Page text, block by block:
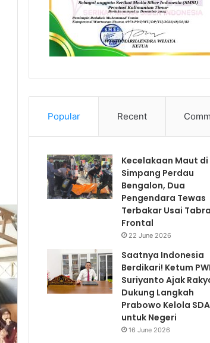
Popular Recent
Kecelakaan Maut di
Simpang Perdau
Bengalon, Dua
Pengendara Tewas
Terbakar Usai
Frontal
22 June 2026
Saatnya Indonesia
Berdikari! Ketum
Suriyanto Ajak
Dukung Langkah
Prabowo Kelola SDA
untuk Negeri
16 June 2026